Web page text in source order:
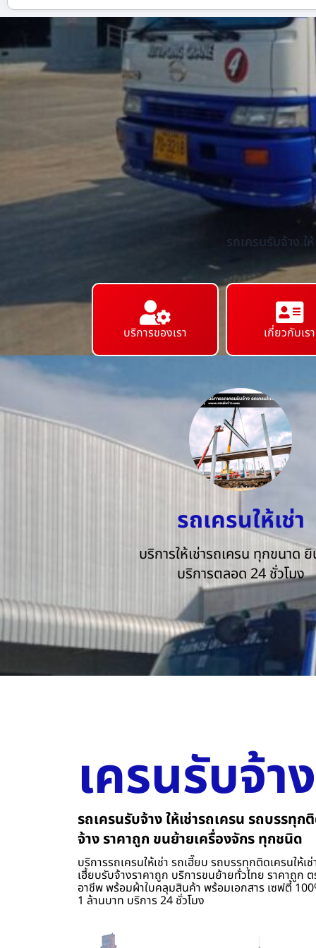
รถเครนรับจ้าง
บริการของเรา เกี่ยวกับเรา
รถเครนให้เช่า
บริการให้เช่ารถเครน ทุกขนาด
บริการตลอด 24 ชั่วโมง
เครนรับจ้าง
รถเครนรับจ้าง ให้เช่ารถเครน รถบรรทุก
จ้าง ราคาถูก ขนย้ายเครื่องจักร ทุกชนิด
บริการรถเครนให้เช่า รถเฮี๊ยบ รถบรรทุกติดเครนให้เ
เฮี้ยบรับจ้างราคาถูก บริการขนย้ายทั่วไทย ราคาถูก
อาชีพ พร้อมผ้าใบคลุมสินค้า พร้อมเอกสาร เซฟตี้
1 ล้านบาท บริการ 24 ชั่วโมง